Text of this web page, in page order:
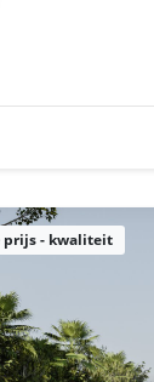
- kwaliteit